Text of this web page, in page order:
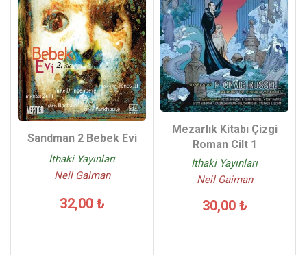
Sandman 2 Bebek Evi
İthaki Yayınları
Neil Gaiman
32,00 ₺
Mezarlık Kitabı Çizgi
Roman Cilt 1
İthaki Yayınları
Neil Gaiman
30,00 ₺